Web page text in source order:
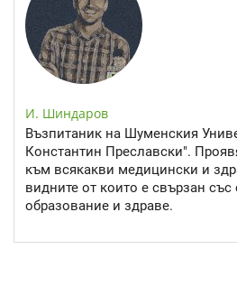
И. Шиндаров
Възпитаник на Шуменския
Константин Преславски".
към всякакви медицински и
видните от които е свързан със
образование и здраве.